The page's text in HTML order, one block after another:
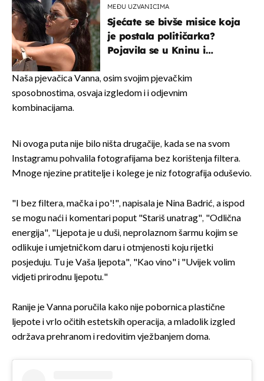
MEĐU UZVANICIMA
Sjećate se bivše misice koja
je postala političarka?
Pojavila se u Kninu i
Naša pjevačica Vanna, osim svojim pjevačkim
sposobnostima, osvaja izgledom i i odjevnim
kombinacijama.
Ni ovoga puta nije bilo ništa drugačije, kada se na svom
Instagramu pohvalila fotografijama bez korištenja filtera.
Mnoge njezine pratitelje i kolege je niz fotografija oduševio.
"I bez filtera, mačka i po'!", napisala je Nina Badrić, a ispod
se mogu naći i komentari poput "Stariš unatrag", "Odlična
energija", "Ljepota je u duši, neprolaznom šarmu kojim se
odlikuje i umjetničkom daru i otmjenosti koju rijetki
posjeduju. Tu je Vaša ljepota", "Kao vino" i "Uvijek volim
vidjeti prirodnu ljepotu."
Ranije je Vanna poručila kako nije pobornica plastične
ljepote i vrlo očitih estetskih operacija, a mladolik izgled
održava prehranom i redovitim vježbanjem doma.